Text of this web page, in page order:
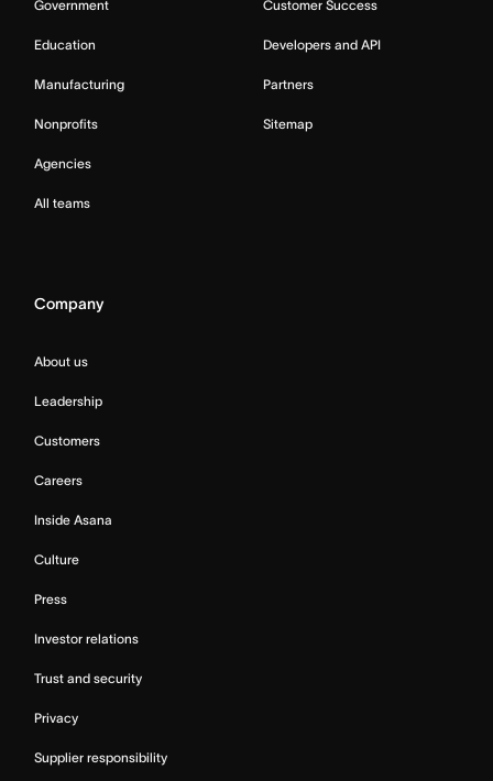
Government
Education
Manufacturing
Nonprofits
Agencies
All teams
Customer Success
Developers and API
Partners
Sitemap
Company
About us
Leadership
Customers
Careers
Inside Asana
Culture
Press
Investor relations
Trust and security
Privacy
Supplier responsibility